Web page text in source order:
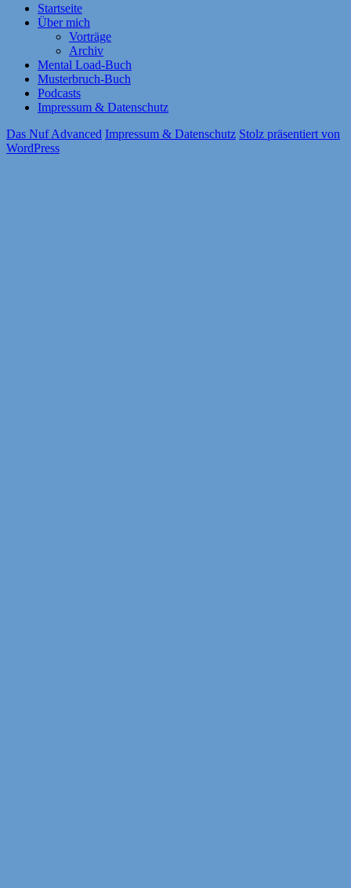
Startseite
Über mich
Vorträge
Archiv
Mental Load-Buch
Musterbruch-Buch
Podcasts
Impressum & Datenschutz
Das Nuf Advanced Impressum & Datenschutz Stolz präsentiert von
WordPress